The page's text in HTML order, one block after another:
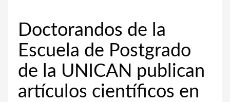
Doctorandos de la
Escuela de Postgrado
de la UNICAN publican
artículos científicos en